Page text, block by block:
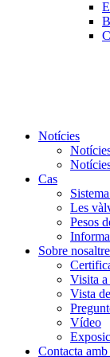
Notícies
Cas
Les
Pesos
Sobre
Visita
Vista
Vídeo
Contacta amb